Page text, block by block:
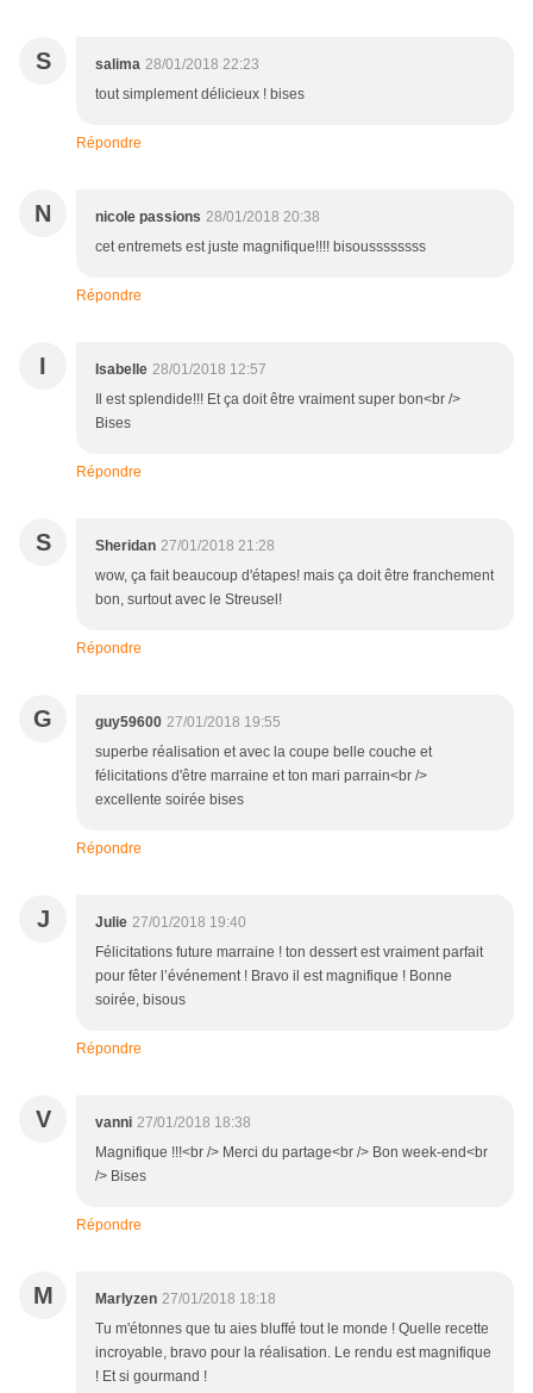
S salima 28/01/2018 22:23
tout simplement délicieux ! bises
Répondre
N nicole passions 28/01/2018 20:38
cet entremets est juste magnifique!!!! bisoussssssss
Répondre
I Isabelle 28/01/2018 12:57
Il est splendide!!! Et ça doit être vraiment super bon<br />
Bises
Répondre
S Sheridan 27/01/2018 21:28
wow, ça fait beaucoup d'étapes! mais ça doit être franchement
bon, surtout avec le Streusel!
Répondre
G guy59600 27/01/2018 19:55
superbe réalisation et avec la coupe belle couche et
félicitations d'être marraine et ton mari parrain<br />
excellente soirée bises
Répondre
J Julie 27/01/2018 19:40
Félicitations future marraine ! ton dessert est vraiment parfait
pour fêter l’événement ! Bravo il est magnifique ! Bonne
soirée, bisous
Répondre
V vanni 27/01/2018 18:38
Magnifique !!!<br /> Merci du partage<br /> Bon week-end<br
/> Bises
Répondre
M Marlyzen 27/01/2018 18:18
Tu m'étonnes que tu aies bluffé tout le monde ! Quelle recette
incroyable, bravo pour la réalisation. Le rendu est magnifique
! Et si gourmand !